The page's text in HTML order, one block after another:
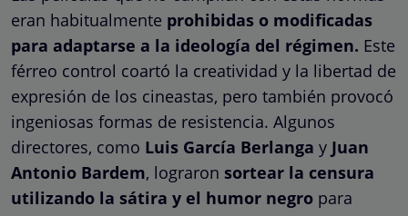
eran habitualmente prohibidas o modificadas
para adaptarse a la ideología del régimen. Este
férreo control coartó la creatividad y la libertad de
expresión de los cineastas, pero también provocó
ingeniosas formas de resistencia. Algunos
directores, como Luis García Berlanga y Juan
Antonio Bardem, lograron sortear la censura
utilizando la sátira y el humor negro para